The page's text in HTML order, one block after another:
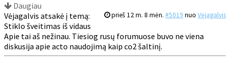
Daugiau
prieš 12 m. 8 mėn. #5019 nuo Vėjagalvis
Vėjagalvis atsakė į temą:
Stiklo šveitimas iš vidaus
Apie tai aš nežinau. Tiesiog rusų forumuose buvo ne viena
diskusija apie acto naudojimą kaip co2 šaltinį.